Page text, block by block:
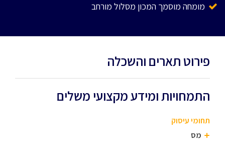
מומחה מוסמך המכון מסלול מורחב
פירוט תארים והשכלה
התמחויות ומידע מקצועי משלים
תחומי עיסוק
מס